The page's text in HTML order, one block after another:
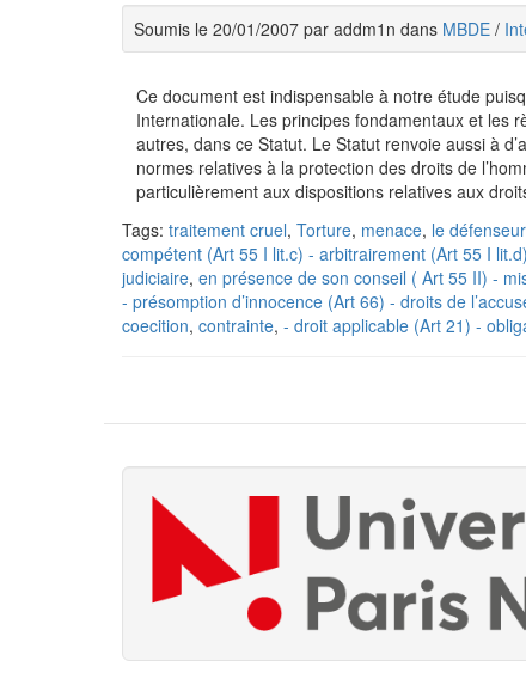
Soumis le 20/01/2007 par addm1n dans MBDE /
Ce document est indispensable à notre étude
Internationale. Les principes fondamentaux et les
autres, dans ce Statut. Le Statut renvoie aussi à
normes relatives à la protection des droits de
particulièrement aux dispositions relatives aux
Tags: traitement cruel, Torture, menace, le
compétent (Art 55 I lit.c) - arbitrairement (Art 55 I
judiciaire, en présence de son conseil ( Art 55 II) -
- présomption d’innocence (Art 66) - droits de
coecition, contrainte, - droit applicable (Art 21) -